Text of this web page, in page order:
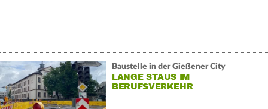
Baustelle in der Gießener City
LANGE STAUS IM
BERUFSVERKEHR